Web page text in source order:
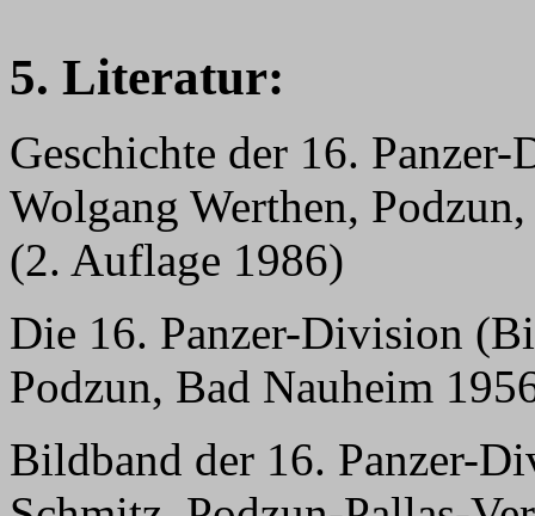
5. Literatur:
Geschichte der 16.
Wolgang Werthen,
(2. Auflage 1986)
Die 16. Panzer-Division
Podzun, Bad Nauheim
Bildband der 16. Panzer-